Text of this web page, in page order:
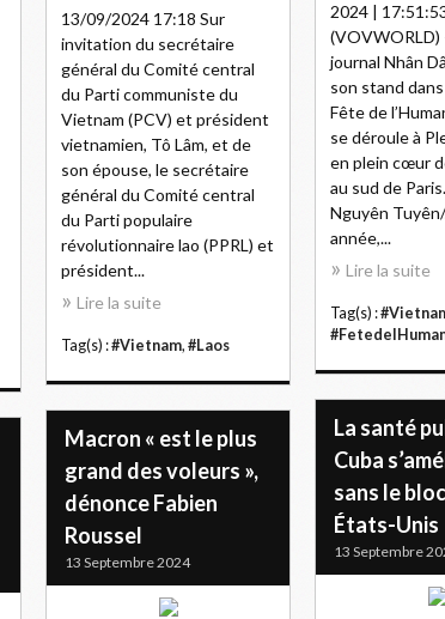
13/09/2024 17:18 Sur
invitation du secrétaire
général du Comité central
du Parti communiste du
Vietnam (PCV) et président
vietnamien, Tô Lâm, et de
son épouse, le secrétaire
général du Comité central
du Parti populaire
révolutionnaire lao (PPRL) et
président...
Lire la suite
Tag(s) :#Vietnam, #Laos
2024 |
(VOVWORLD)
journal Nhân
son stand
Fête de
se déroule à
en plein cœur
au sud de
Nguyên
année,...
Lire la suite
Tag(s) :
La santé
Cuba
sans le
États-Unis
13 Septembre
Macron « est le plus
grand des voleurs »,
dénonce Fabien
Roussel
13 Septembre 2024